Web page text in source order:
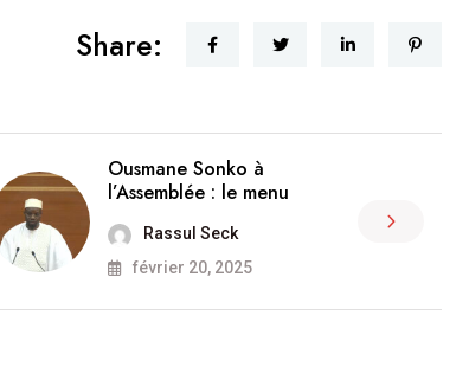
Share:
Ousmane Sonko à
l’Assemblée : le menu
Rassul Seck
février 20, 2025